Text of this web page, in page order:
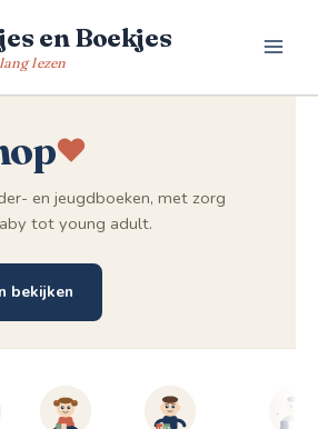
en Boekjes
lezen
en jeugdboeken, met zorg
tot young adult.
bekijken